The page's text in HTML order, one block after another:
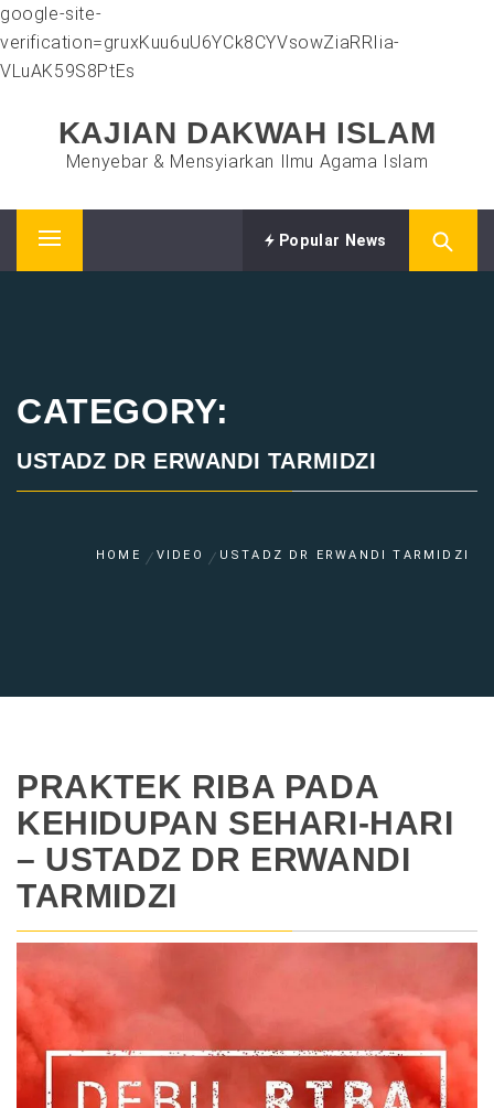
google-site-
verification=gruxKuu6uU6YCk8CYVsowZiaRRIia-
VLuAK59S8PtEs
KAJIAN DAKWAH ISLAM
Menyebar & Mensyiarkan Ilmu Agama Islam
Primary
Popular News
CATEGORY:
USTADZ DR ERWANDI TARMIDZI
HOME VIDEO USTADZ DR ERWANDI TARMIDZI
PRAKTEK RIBA PADA
KEHIDUPAN SEHARI-HARI
– USTADZ DR ERWANDI
TARMIDZI